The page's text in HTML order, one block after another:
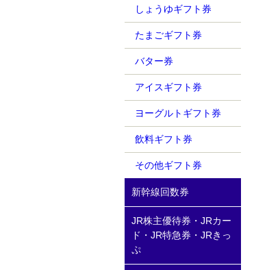
しょうゆギフト券
たまごギフト券
バター券
アイスギフト券
ヨーグルトギフト券
飲料ギフト券
その他ギフト券
新幹線回数券
JR株主優待券・JRカー
ド・JR特急券・JRきっ
ぷ